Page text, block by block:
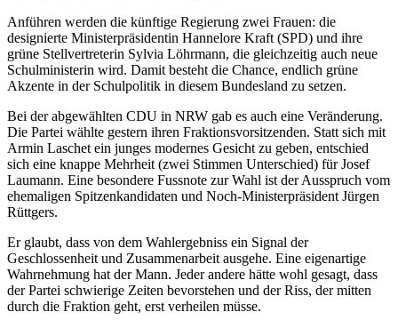
Anführen werden die künftige Regierung zwei Frauen: die
designierte Ministerpräsidentin Hannelore Kraft (SPD) und ihre
grüne Stellvertreterin Sylvia Löhrmann, die gleichzeitig auch neue
Schulministerin wird. Damit besteht die Chance, endlich grüne
Akzente in der Schulpolitik in diesem Bundesland zu setzen.
Bei der abgewählten CDU in NRW gab es auch eine Veränderung.
Die Partei wählte gestern ihren Fraktionsvorsitzenden. Statt sich mit
Armin Laschet ein junges modernes Gesicht zu geben, entschied
sich eine knappe Mehrheit (zwei Stimmen Unterschied) für Josef
Laumann. Eine besondere Fussnote zur Wahl ist der Ausspruch vom
ehemaligen Spitzenkandidaten und Noch-Ministerpräsident Jürgen
Rüttgers.
Er glaubt, dass von dem Wahlergebniss ein Signal der
Geschlossenheit und Zusammenarbeit ausgehe. Eine eigenartige
Wahrnehmung hat der Mann. Jeder andere hätte wohl gesagt, dass
der Partei schwierige Zeiten bevorstehen und der Riss, der mitten
durch die Fraktion geht, erst verheilen müsse.